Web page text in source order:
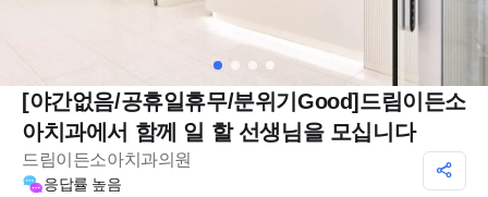
[야간없음/공휴일휴무/분위기Good]드림이든소
아치과에서 함께 일 할 선생님을 모십니다
드림이든소아치과의원
응답률 높음